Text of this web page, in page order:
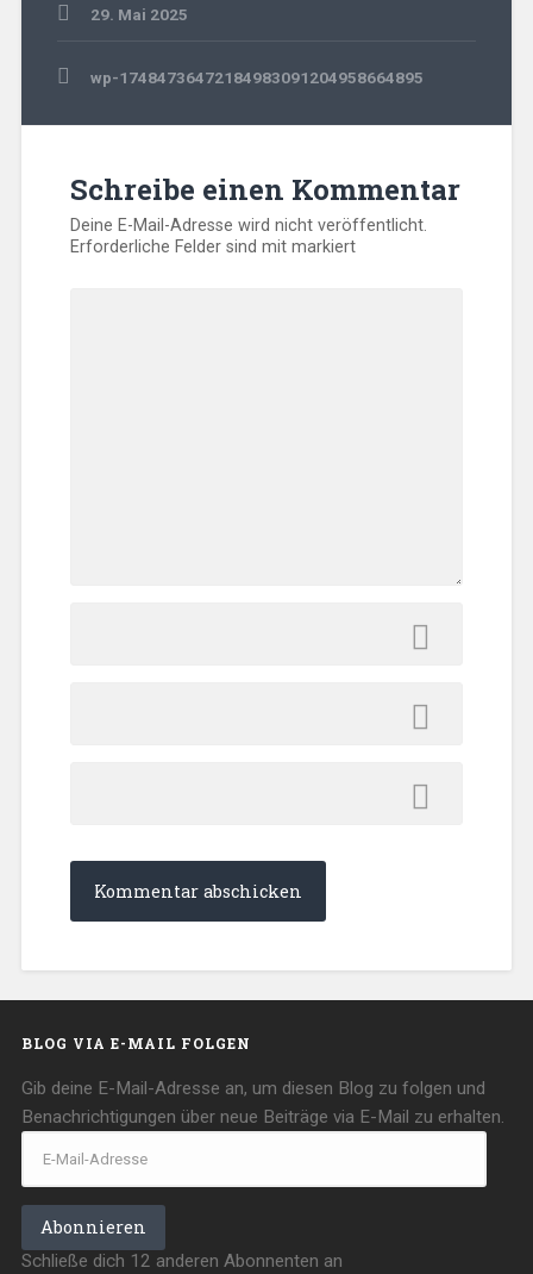
29. Mai 2025
Beitragsnavigation
wp-17484736472184983091204958664895
Schreibe einen Kommentar
Deine E-Mail-Adresse wird nicht veröffentlicht.
Erforderliche Felder sind mitmarkiert
BLOG VIA E-MAIL FOLGEN
Gib deine E-Mail-Adresse an, um diesen Blog zu folgen und
Benachrichtigungen über neue Beiträge via E-Mail zu erhalten.
E-
Mail-
Abonnieren
Schließe dich 12 anderen Abonnenten an